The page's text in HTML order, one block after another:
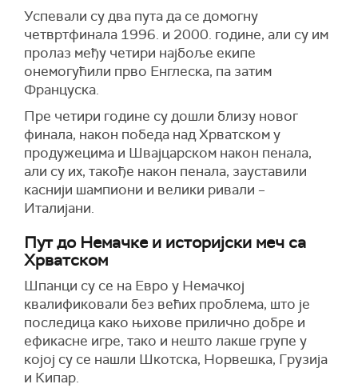
Успевали су два пута да се домогну
четвртфинала 1996. и 2000. године, али су им
пролаз међу четири најбоље екипе
онемогућили прво Енглеска, па затим
Француска.
Пре четири године су дошли близу новог
финала, након победа над Хрватском у
продужецима и Швајцарском након пенала,
али су их, такође након пенала, зауставили
каснији шампиони и велики ривали –
Италијани.
Пут до Немачке и историјски меч са
Хрватском
Шпанци су се на Евро у Немачкој
квалификовали без већих проблема, што је
последица како њихове прилично добре и
ефикасне игре, тако и нешто лакше групе у
којој су се нашли Шкотска, Норвешка, Грузија
и Кипар.